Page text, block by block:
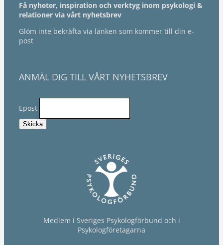
Få nyheter, inspiration och verktyg inom psykologi &
relationer via vårt nyhetsbrev
Glöm inte bekräfta via länken som kommer till din e-
post
ANMÄL DIG TILL VÅRT NYHETSBREV
Epost
Medlem i Sveriges Psykologförbund och i
Psykologföretagarna